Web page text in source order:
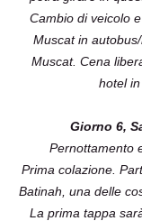
Cambio di veicolo
Muscat in
Muscat. Cena
hotel in
Giorno 6,
Pernottamento
Prima colazione.
Batinah, una delle
La prima tappa